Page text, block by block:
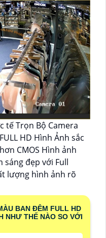
tế Trọn Bộ Camera
HD Hình Ảnh sắc
CMOS Hình ảnh
sáng đẹp với Full
lượng hình ảnh rõ
BAN ĐÊM FULL HD
NHƯ THẾ NÀO SO VỚI